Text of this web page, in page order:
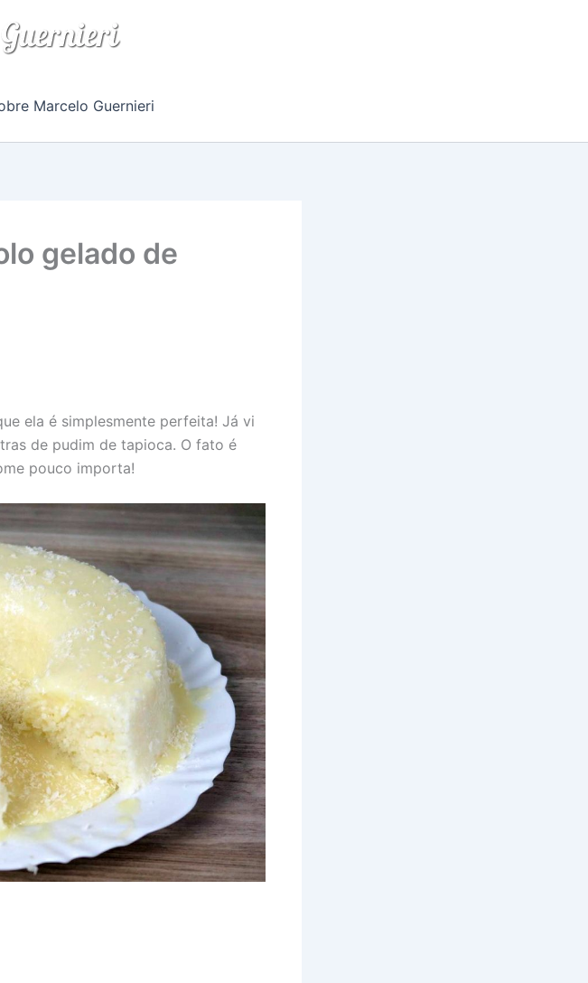
Marcelo Guernieri
gelado de
ela é simplesmente perfeita! Já vi
de pudim de tapioca. O fato é
pouco importa!